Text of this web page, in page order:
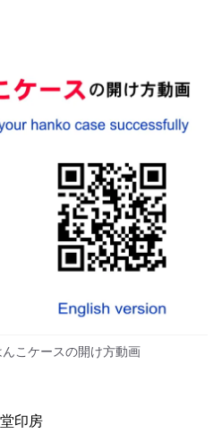
こケースの開け方動画
印房